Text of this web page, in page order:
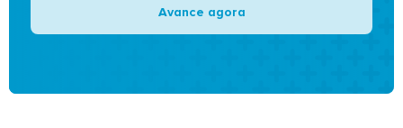
Avance agora